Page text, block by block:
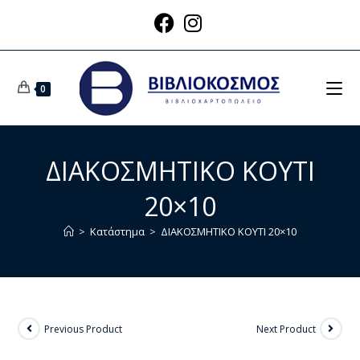
0
ΔΙΑΚΟΣΜΗΤΙΚΟ ΚΟΥΤΙ
20×10
> Κατάστημα > ΔΙΑΚΟΣΜΗΤΙΚΟ ΚΟΥΤΙ 20×10
Previous Product Next Product